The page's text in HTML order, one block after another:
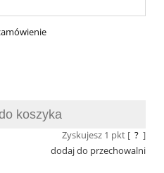
koszyka
Zyskujesz 1 pkt [ ? ]
dodaj do przechowalni